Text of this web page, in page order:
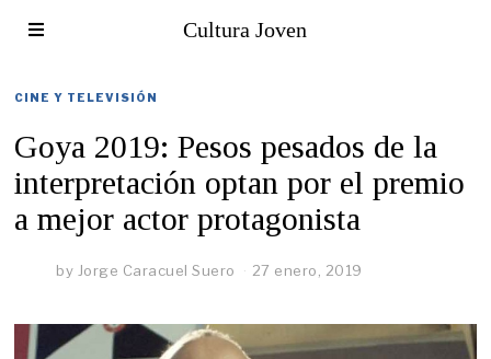
Cultura Joven
CINE Y TELEVISIÓN
Goya 2019: Pesos pesados de la
interpretación optan por el premio
a mejor actor protagonista
by Jorge Caracuel Suero 27 enero, 2019